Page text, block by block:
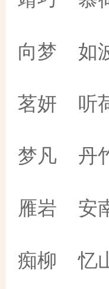
向梦 如
茗妍 听
梦凡 丹
雁岩 安
痴柳 忆